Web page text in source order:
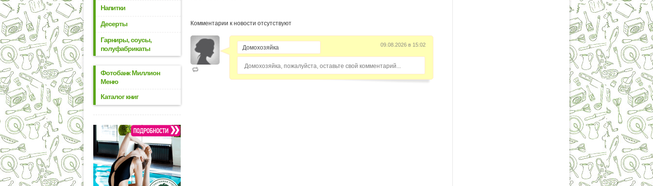
Напитки
Десерты
Гарниры, соусы,
полуфабрикаты
Фотобанк Миллион
Меню
Каталог книг
Комментарии к новости отсутствуют
09.08.2026 в 15:02
Домохозяйка, пожалуйста, оставьте свой комментарий...